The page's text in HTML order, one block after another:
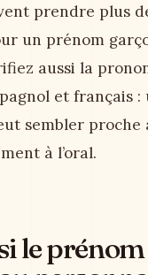
prendre plus
un prénom
aussi la
et français
sembler proche
à l’oral.
le